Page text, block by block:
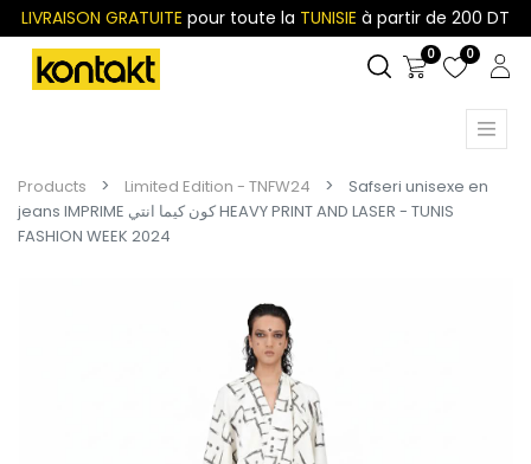
LIVRAISON GRATUITE pour toute la TUNISIE à partir de 200 DT
0 0
Products Limited Edition - TNFW24
Safseri unisexe en
jeans IMPRIME كون كيما انتي HEAVY PRINT AND LASER - TUNIS
FASHION WEEK 2024